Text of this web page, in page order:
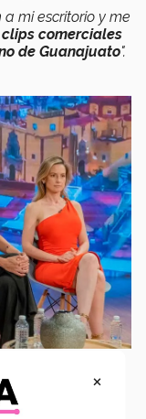
mi escritorio y me
comerciales
de Guanajuato".
Sin Mentiras". |
×